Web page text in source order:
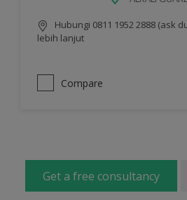
Hubungi 0811 1952 2888 (ask
lebih lanjut
Compare
Get a free consultancy